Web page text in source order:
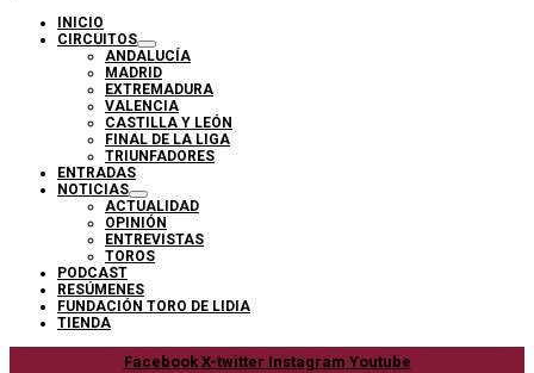
INICIO
CIRCUITOS
ANDALUCÍA
MADRID
EXTREMADURA
VALENCIA
CASTILLA Y LEÓN
FINAL DE LA LIGA
TRIUNFADORES
ENTRADAS
NOTICIAS
ACTUALIDAD
OPINIÓN
ENTREVISTAS
TOROS
PODCAST
RESÚMENES
FUNDACIÓN TORO DE LIDIA
TIENDA
Facebook X-twitter Instagram Youtube